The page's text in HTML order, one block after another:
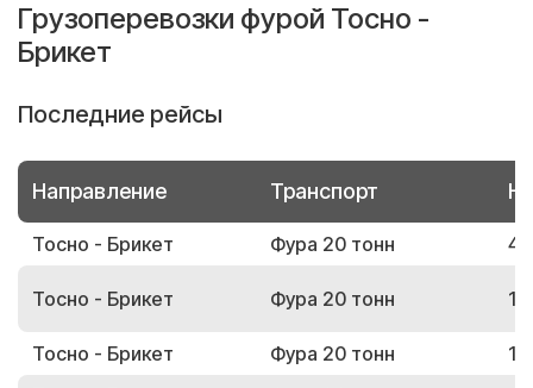
Грузоперевозки фурой Тосно -
Брикет
Последние рейсы
Направление Транспорт
Тосно - Брикет Фура 20 тонн
Тосно - Брикет Фура 20 тонн
Тосно - Брикет Фура 20 тонн